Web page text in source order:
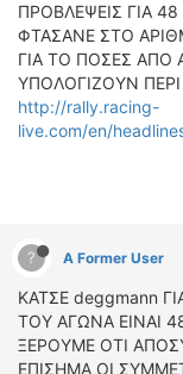
ΠΡΟΒΛΕΨΕΙΣ ΓΙΑ
ΦΤΑΣΑΝΕ ΣΤΟ
ΓΙΑ ΤΟ ΠΟΣΕΣ ΑΠΟ
ΥΠΟΛΟΓΙΖΟΥΝ
http://rally.racing-
live.com/en/
? A Former User
ΚΑΤΣΕ deggmann
ΤΟΥ ΑΓΩΝΑ ΕΙΝΑΙ
ΞΕΡΟΥΜΕ ΟΤΙ
ΕΠΙΣΗΜΑ ΟΙ
ΑΓΩΝΙΣΤΙΚΑ
ΑΓΩΝΕΣ/
ΑΓΟΡΑ
ΠΩΛΗΣΕΙΣ
2ΤΡΟΧΟΙ
ΕΠΙΚΑΙΡΟΤΗΤΑ
ΑΓΩΝΕΣ
CLASSIC